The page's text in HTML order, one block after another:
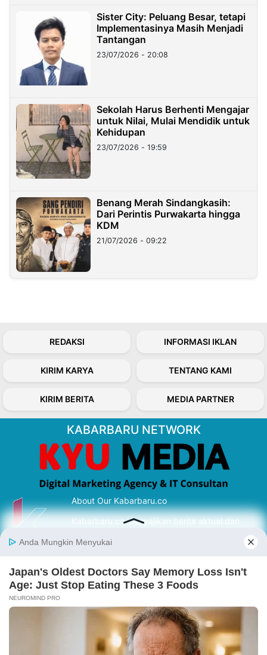
Sister City: Peluang Besar, tetapi
Implementasinya Masih Menjadi
Tantangan
23/07/2026 - 20:08
Sekolah Harus Berhenti Mengajar
untuk Nilai, Mulai Mendidik untuk
Kehidupan
23/07/2026 - 19:59
Benang Merah Sindangkasih:
Dari Perintis Purwakarta hingga
KDM
21/07/2026 - 09:22
REDAKSI INFORMASI IKLAN
KIRIM KARYA TENTANG KAMI
KIRIM BERITA MEDIA PARTNER
KABARBARU NETWORK
About Our Kabarbaru.co
Kabarbaru.co menyajikan berita aktual dan
serta terverifikasi dari sumber yang tepat.
Follow Kabarbaru